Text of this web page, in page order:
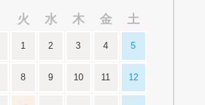
火 水 木 金 土
1 2 3 4 5
8 9 10 11 12